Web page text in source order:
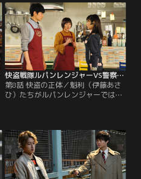
ブンドルト・ペギーを発見。しか
し、圭一郎はブンドルトを早急に倒
すことより、戦いを引き延ばしてル
パンレンジャーをおびき出すことを
優先し、つかさ（奥山かずさ）に引
っぱたかれる。
快盗戦隊ルパンレンジャーVS警察戦隊パトレンジャー 第08話
第8話 快盗の正体／魁利（伊藤あさ
ひ）たちがルパンレンジャーではな
星）は半信半疑の中、初美花（工藤
遥）の潔白を証明したい咲也（横山
涼）は、ギャングラーが現れたとい
うウソの情報を流し3人をおびき出
すオトリ作戦を提案。